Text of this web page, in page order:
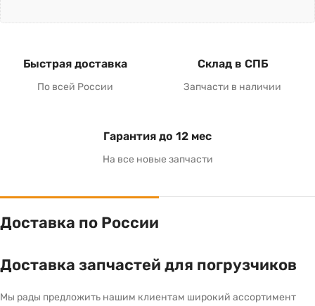
Быстрая доставка
По всей России
Склад в СПБ
Запчасти в наличии
Гарантия до 12 мес
На все новые запчасти
Доставка по России
Доставка запчастей для погрузчиков
Мы рады предложить нашим клиентам широкий ассортимент